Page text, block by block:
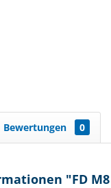
Bewertungen 0
"FD M8